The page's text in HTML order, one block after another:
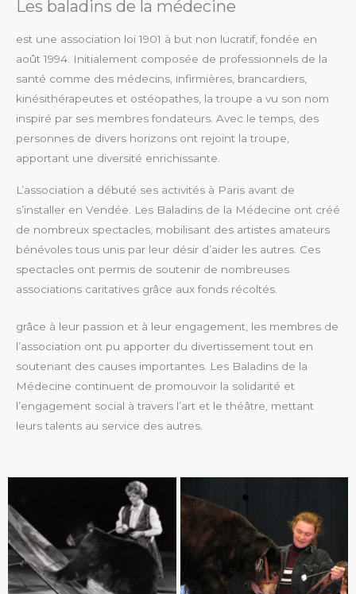
Les baladins de la médecine
est une association loi 1901 à but non lucratif, fondée en
août 1994. Initialement composée de professionnels de la
santé comme des médecins, infirmières, brancardiers,
kinésithérapeutes et ostéopathes, la troupe a vu son nom
inspiré par ses membres fondateurs. Avec le temps, des
personnes de divers horizons ont rejoint la troupe,
apportant une diversité enrichissante.
L’association a débuté ses activités à Paris avant de
s’installer en Vendée. Les Baladins de la Médecine ont créé
de nombreux spectacles, mobilisant des artistes amateurs
bénévoles tous unis par leur désir d’aider les autres. Ces
spectacles ont permis de soutenir de nombreuses
associations caritatives grâce aux fonds récoltés.
grâce à leur passion et à leur engagement, les membres de
l’association ont pu apporter du divertissement tout en
soutenant des causes importantes. Les Baladins de la
Médecine continuent de promouvoir la solidarité et
l’engagement social à travers l’art et le théâtre, mettant
leurs talents au service des autres.